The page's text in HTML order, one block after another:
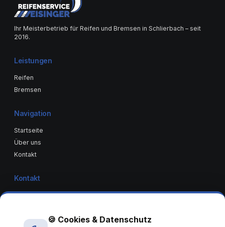
Ihr Meisterbetrieb für Reifen und Bremsen in Schlierbach – seit
2016.
Leistungen
Reifen
Bremsen
Navigation
Startseite
Über uns
Kontakt
Kontakt
Hattenhoferstr 51
+49 157 3648 5882
🍪 Cookies & Datenschutz